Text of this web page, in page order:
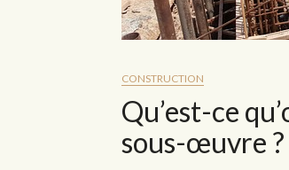
CONSTRUCTION
Qu’est-ce
sous-œuvre ?